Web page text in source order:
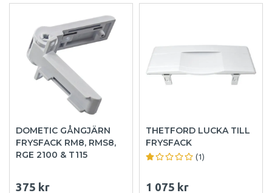
DOMETIC GÅNGJÄRN
FRYSFACK RM8, RMS8,
RGE 2100 & T115
375 kr
THETFORD LUCKA TILL
FRYSFACK
(1)
1 075 kr